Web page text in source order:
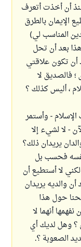
أن أخذت أتعرف
الإيمان بالطرق
المناسب لي)
بعد أن تحل
أن تكون علاقتي
؛ فالصديق لا
، أليس كذلك ؟
- وأستمر
- لا لشيء إلا
يريدان ذلك؟
فحسب بل
لا أستطيع أن
والديه يريدان
حول هذا
أنهما لا
؟ وهل لديك أي
الصعوبة ؟.